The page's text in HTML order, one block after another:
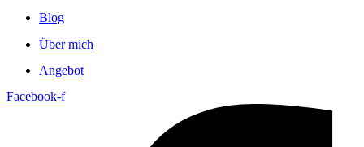
Blog
Über mich
Angebot
Facebook-f